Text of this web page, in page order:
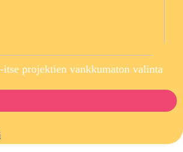
itse projektien vankkumaton valinta